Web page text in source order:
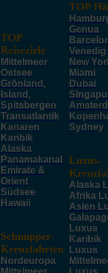
TOP
Reiseziele
Mittelmeer
Ostsee
Grönland,
Island,
Spitsbergen
Transatlantik
Kanaren
Karibik
Alaska
Panamakanal
Emirate &
Orient
Südsee
Hawaii
Schnupper-
Kreuzfahrten
Nordeuropa
TOP
Genua
Venedig
New
Miami
Dubai
Sydney
Luxus-
Alaska
Afrika
Asien
Luxus
Karibik
Luxus